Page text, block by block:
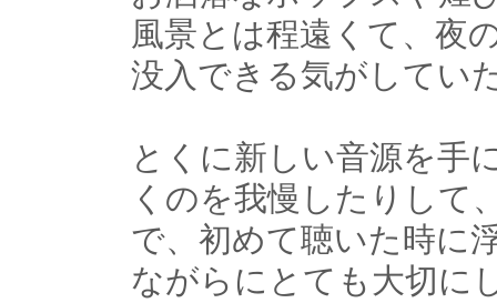
風景とは程遠くて、夜
没入できる気がしてい
とくに新しい音源を手
くのを我慢したりして
で、初めて聴いた時に
ながらにとても大切に